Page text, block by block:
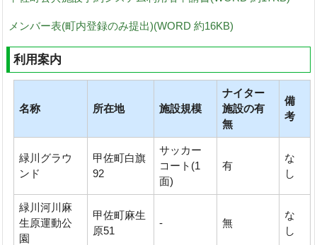
メンバー表(町内登録のみ提出)(WORD 約16KB)
利用案内
名称 所在地 施設規模
ナイター
施設の有
無
備
考
緑川グラウ
ンド
甲佐町白旗
92
サッカー
コート(1
面)
有
な
し
緑川河川麻
生原運動公
園
甲佐町麻生
原51
- 無
な
し